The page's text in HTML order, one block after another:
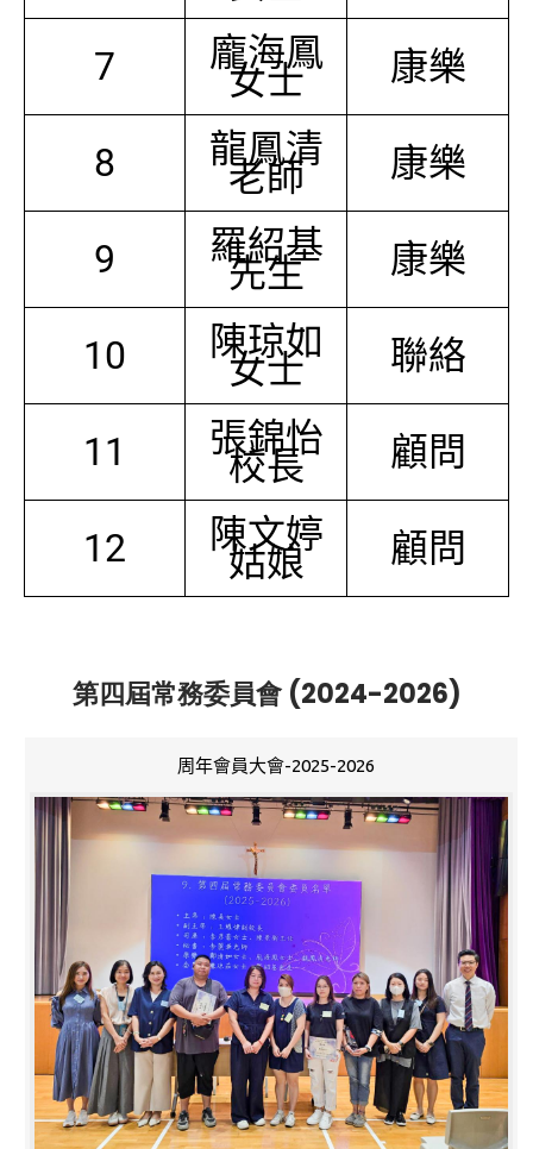
7 龐海鳳
女士 康樂
8 龍鳳清
老師 康樂
9 羅紹基
先生 康樂
10 陳琼如
女士 聯絡
11 張錦怡
校長 顧問
12 陳文婷
姑娘 顧問
第四屆常務委員會 (2024-2026)
周年會員大會-2025-2026